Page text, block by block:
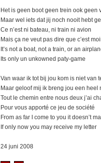
Het is geen boot geen trein ook geen
Maar wel iets dat jij noch nooit hebt
Ce n’est ni bateau, ni train ni avion
Mais ça ne veut pas dire que c’est
It’s not a boat, not a train, or an
Its only un unkowned paty-game
Van waar ik tot bij jou kom is niet van
Maar geloof mij ik breng jou een heel
Tout le chemin entre nous deux j’ai
Pour vous apporté ce jeu de société
From as far I come to you it doesn’t
If only now you may receive my letter
24 juni 2008